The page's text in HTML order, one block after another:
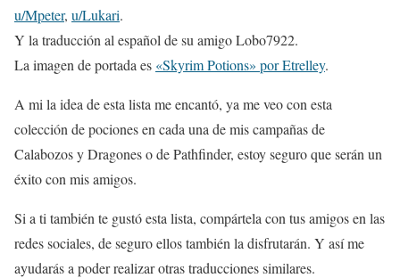
u/Mpeter, u/Lukari.
Y la traducción al español de su amigo Lobo7922.
La imagen de portada es «Skyrim Potions» por Etrelley.
A mi la idea de esta lista me encantó, ya me veo con esta
colección de pociones en cada una de mis campañas de
Calabozos y Dragones o de Pathfinder, estoy seguro que serán un
éxito con mis amigos.
Si a ti también te gustó esta lista, compártela con tus amigos en las
redes sociales, de seguro ellos también la disfrutarán. Y así me
ayudarás a poder realizar otras traducciones similares.